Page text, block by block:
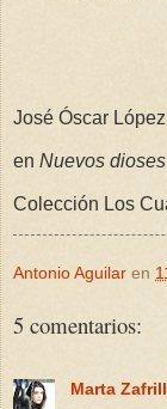
José Óscar López
en Nuevos dioses
Colección Los
Antonio Aguilar en
5 comentarios:
Marta